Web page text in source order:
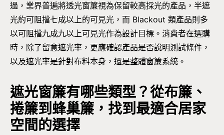
過，業界普遍將透光窗簾視為保留較高採光的產品，半遮
光約可阻擋七成以上的可見光，而 Blackout 類產品則多
以可阻擋九成九以上可見光作為設計目標。消費者在選購
時，除了留意遮光率，更應確認產品是否說明測試條件，
以及遮光率是針對布料本身，還是整體窗簾系統。
遮光窗簾有哪些類型？從布簾、
捲簾到蜂巢簾，找到最適合居家
空間的選擇